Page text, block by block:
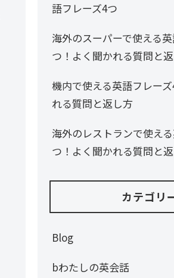
語フレーズ4つ
海外のスーパーで使える
つ！よく聞かれる質問と
機内で使える英語フレー
れる質問と返し方
海外のレストランで使え
つ！よく聞かれる質問と
カテゴリ
Blog
bわたしの英会話